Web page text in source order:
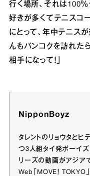
行く場所、それは100％
好きが多くてテニスコ
にとって、年中テニス
んもバンコクを訪れた
相手になって！」
NipponBoyz
タレントのリョウタと
つ3人組タイ発ボーイズ
リーズの動画がアジア
Web「MOVE！ TOKYO